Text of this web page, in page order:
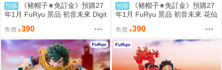
預購
《豬帽子✬免訂金》預購27
年1月 FuRyu 景品 初音未來 Digit
售價 390
預購
《豬帽子✬免訂金》預購27
年1月 FuRyu 景品 初音未來 花仙
6
售價 390